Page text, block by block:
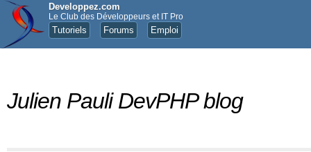
Developpez.com
Le Club des Développeurs et IT Pro
Tutoriels Forums Emploi
Julien Pauli DevPHP blog